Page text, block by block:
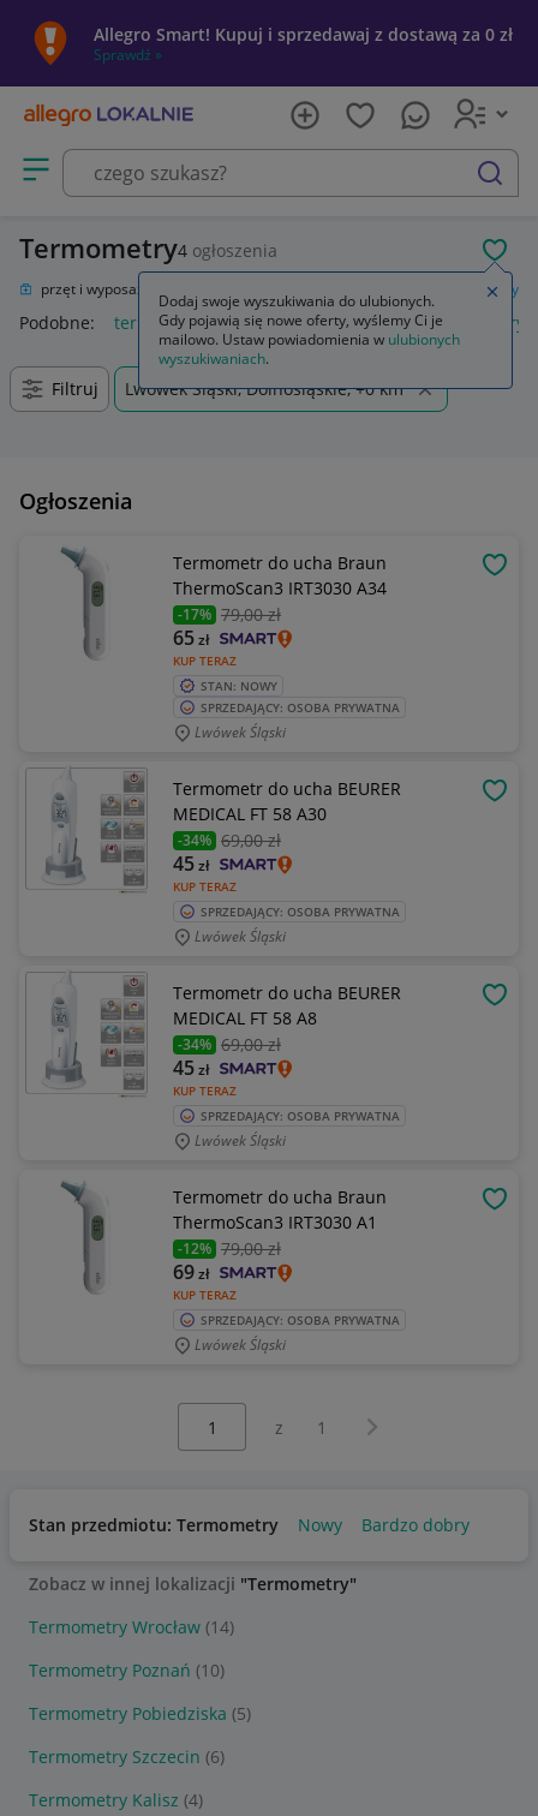
Allegro Smart! Kupuj i sprzedawaj z dostawą za 0 zł
Sprawdź »
Otwórz menu z kategoriami
szukaj
Termometry4 ogłoszenia
Sprzęt i wyposażenie medyczne Termometry
Podobne: termometr termometr do wędzarni termometry
Filtruj Lwówek Śląski, Dolnośląskie, +0 km
Ogłoszenia
Termometr do ucha Braun
ThermoScan3 IRT3030 A34
-17% 79,00 zł
KUP TERAZ
65zł
STAN: NOWY
SPRZEDAJĄCY: OSOBA PRYWATNA
Lwówek Śląski
Termometr do ucha BEURER
MEDICAL FT 58 A30
-34% 69,00 zł
KUP TERAZ
45zł
SPRZEDAJĄCY: OSOBA PRYWATNA
Lwówek Śląski
Termometr do ucha BEURER
MEDICAL FT 58 A8
-34% 69,00 zł
KUP TERAZ
45zł
SPRZEDAJĄCY: OSOBA PRYWATNA
Lwówek Śląski
Termometr do ucha Braun
ThermoScan3 IRT3030 A1
-12% 79,00 zł
KUP TERAZ
69zł
SPRZEDAJĄCY: OSOBA PRYWATNA
Lwówek Śląski
z 1 Następna strona
Stan przedmiotu: Termometry Nowy Bardzo dobry
Zobacz w innej lokalizacji "Termometry"
Termometry Wrocław (14)
Termometry Poznań (10)
Termometry Pobiedziska (5)
Termometry Szczecin (6)
Termometry Kalisz (4)
Dodaj swoje wyszukiwania do ulubionych.
Gdy pojawią się nowe oferty, wyślemy Ci je
mailowo. Ustaw powiadomienia w ulubionych
wyszukiwaniach.